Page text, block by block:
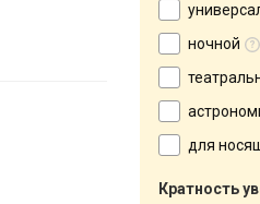
ночной
для
Кратность